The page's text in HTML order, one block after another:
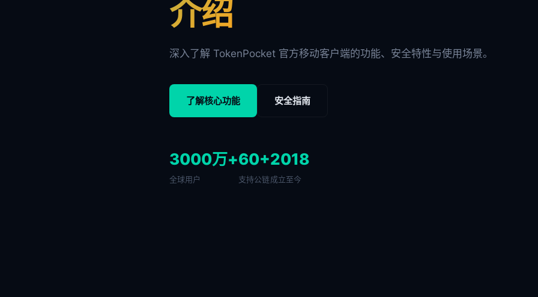
介绍
深入了解 TokenPocket 官方移动客户端的功能、安全特性与使用场景。
了解核心功能 安全指南
3000万+
全球用户
60+
支持公链
2018
成立至今